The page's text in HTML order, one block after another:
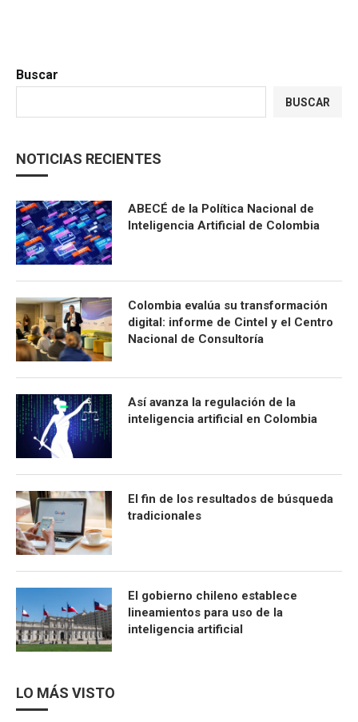
Buscar
BUSCAR
NOTICIAS RECIENTES
ABECÉ de la Política Nacional de
Inteligencia Artificial de Colombia
Colombia evalúa su transformación
digital: informe de Cintel y el Centro
Nacional de Consultoría
Así avanza la regulación de la
inteligencia artificial en Colombia
El fin de los resultados de búsqueda
tradicionales
El gobierno chileno establece
lineamientos para uso de la
inteligencia artificial
LO MÁS VISTO